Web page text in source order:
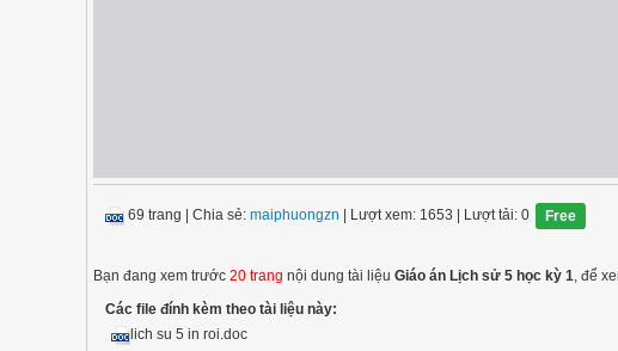
69 trang Chia sẻ: maiphuongzn | Lượt xem: 1653 | Lượt tải: 0 Free
Bạn đang xem trước 20 trang nội dung tài liệu Giáo án Lịch sử 5 học kỳ 1, để
Các file đính kèm theo tài liệu này:
lich su 5 in roi.doc